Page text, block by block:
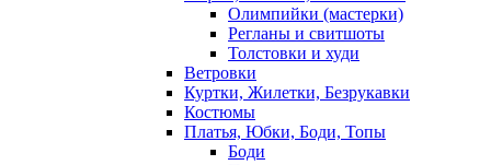
Олимпийки (мастерки)
Регланы и свитшоты
Толстовки и худи
Ветровки
Куртки, Жилетки, Безрукавки
Костюмы
Платья, Юбки, Боди, Топы
Боди